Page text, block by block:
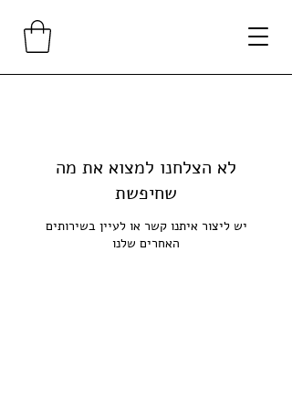
לא הצלחנו למצוא את מה
שחיפשת
יש ליצור איתנו קשר או לעיין בשירותים
האחרים שלנו